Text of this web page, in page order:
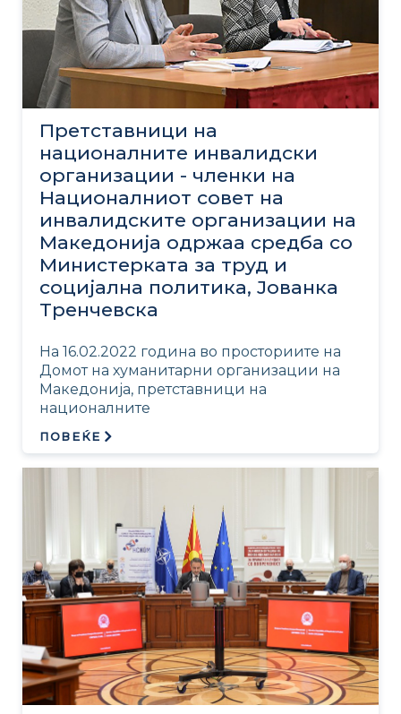
Претставници на
националните инвалидски
организации - членки на
Националниот совет на
инвалидските организации на
Македонија одржаа средба со
Министерката за труд и
социјална политика, Јованка
Тренчевска
На 16.02.2022 година во просториите на
Домот на хуманитарни организации на
Македонија, претставници на
националните
ПОВЕЌЕ